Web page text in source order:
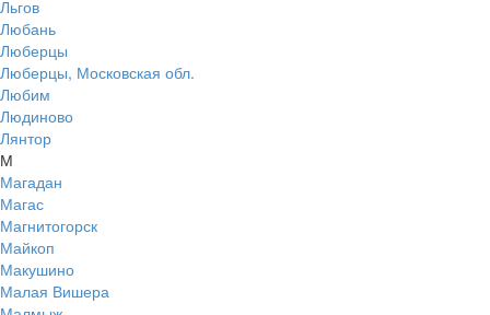
Льгов
Любань
Люберцы
Люберцы, Московская обл.
Любим
Людиново
Лянтор
М
Магадан
Магас
Магнитогорск
Майкоп
Макушино
Малая Вишера